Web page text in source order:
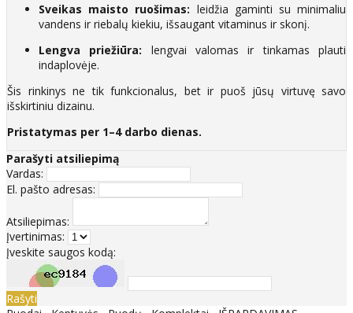
Sveikas maisto ruošimas: leidžia gaminti su minimaliu
vandens ir riebalų kiekiu, išsaugant vitaminus ir skonį.
Lengva priežiūra: lengvai valomas ir tinkamas plauti
indaplovėje.
Šis rinkinys ne tik funkcionalus, bet ir puoš jūsų virtuvę savo
išskirtiniu dizainu.
Pristatymas per 1–4 darbo dienas.
Parašyti atsiliepimą
Vardas:
El. pašto adresas:
Atsiliepimas:
Įvertinimas:
Įveskite saugos kodą:
Rašyti